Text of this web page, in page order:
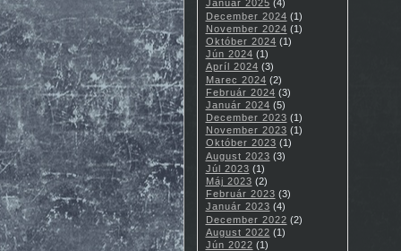
Január 2025 (4)
December 2024 (1)
November 2024 (1)
Október 2024 (1)
Jún 2024 (1)
Apríl 2024 (3)
Marec 2024 (2)
Február 2024 (3)
Január 2024 (5)
December 2023 (1)
November 2023 (1)
Október 2023 (1)
August 2023 (3)
Júl 2023 (1)
Máj 2023 (2)
Február 2023 (3)
Január 2023 (4)
December 2022 (2)
August 2022 (1)
Jún 2022 (1)